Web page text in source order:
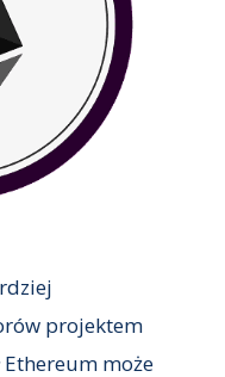
projektem
może